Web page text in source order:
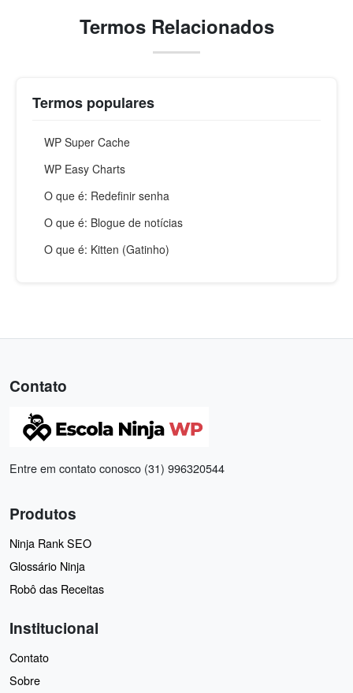
Termos Relacionados
Termos populares
WP Super Cache
WP Easy Charts
O que é: Redefinir senha
O que é: Blogue de notícias
O que é: Kitten (Gatinho)
Contato
Entre em contato conosco (31) 996320544
Produtos
Ninja Rank SEO
Glossário Ninja
Robô das Receitas
Institucional
Contato
Sobre